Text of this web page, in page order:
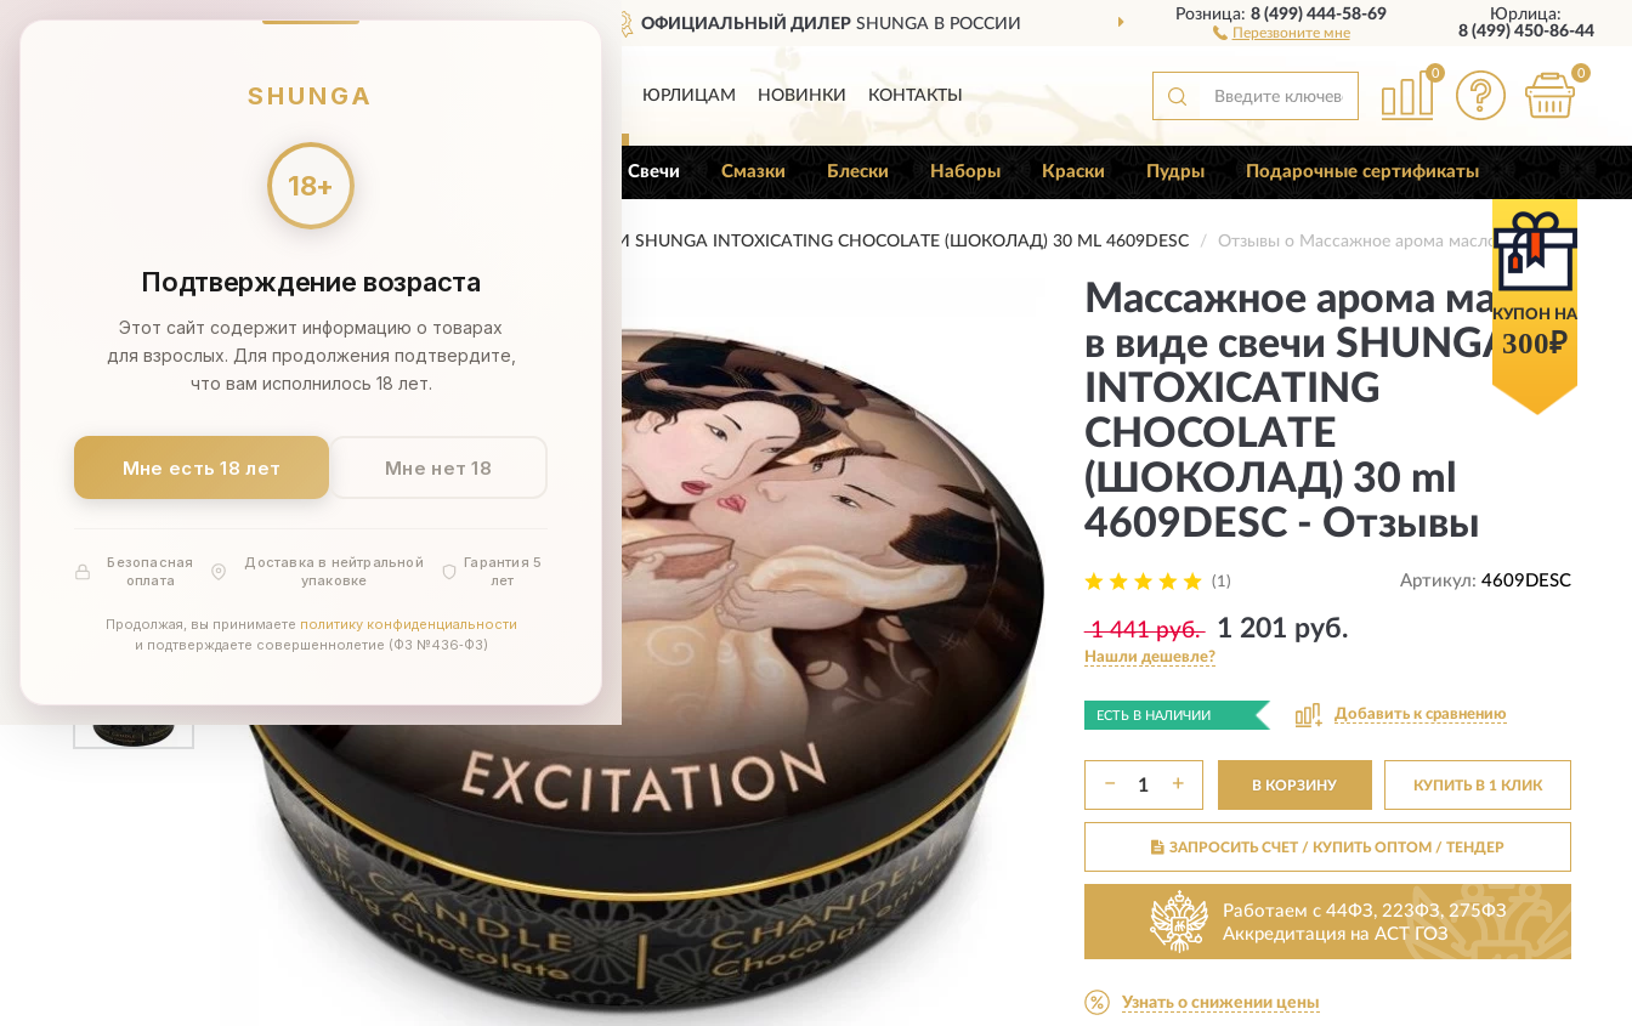
SHUNGA
Подтверждение возраста
Этот сайт содержит информацию о товарах
для взрослых. Для продолжения подтвердите,
что вам исполнилось 18 лет.
Мне есть 18 лет Мне нет 18
Безопасная
оплата
Доставка в нейтральной
упаковке
Гарантия 5
лет
Продолжая, вы принимаете политику конфиденциальности
и подтверждаете совершеннолетие (ФЗ №436‑ФЗ)
ПН-ВС 9:00-21:00 МОСКВА ОФИЦИАЛЬНЫЙ ДИЛЕР SHUNGA В РОССИИ ДОСТАВИМ ПО ВСЕЙ РОССИИ
Розница:8 (499) 444-58-69
Перезвоните мне
Юрлица:
8 (499) 450-86-44
ЮРЛИЦАМ НОВИНКИ КОНТАКТЫ
0 0
🔥 Распродажа 🔥 Масла Свечи Смазки Блески Наборы Краски Пудры Подарочные сертификаты
КУПОН НА
300₽
МАССАЖНОЕ АРОМА МАСЛО В ВИДЕ СВЕЧИ SHUNGA INTOXICATING CHOCOLATE (ШОКОЛАД) 30 ML 4609DESC Отзывы о Массажное арома масло в виде свечи
Массажное арома масло
в виде свечи SHUNGA
INTOXICATING
CHOCOLATE
(ШОКОЛАД) 30 ml
4609DESC - Отзывы
(1) Артикул: 4609DESC
1 441 руб. 1 201 руб.
Нашли дешевле?
ЕСТЬ В НАЛИЧИИ Добавить к сравнению
− + В КОРЗИНУ КУПИТЬ В 1 КЛИК
ЗАПРОСИТЬ СЧЕТ / КУПИТЬ ОПТОМ/ ТЕНДЕР
Работаем с 44ФЗ, 223ФЗ, 275ФЗ
Аккредитация на АСТ ГОЗ
Узнать о снижении цены